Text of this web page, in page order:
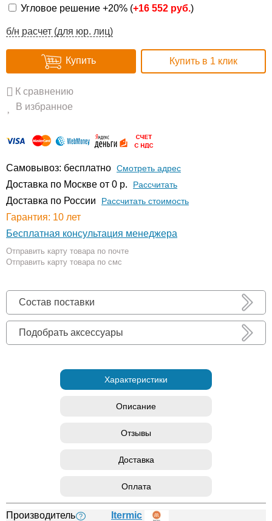
Угловое решение +20% (+16 552 руб.)
б/н расчет (для юр. лиц)
Купить Купить в 1 клик
К сравнению
В избранное
Самовывоз: бесплатно Смотреть адрес
Доставка по Москве от 0 р. Расcчитать
Доставка по России Рассчитать стоимость
Гарантия: 10 лет
Бесплатная консультация менеджера
Отправить карту товара по почте
Отправить карту товара по смс
Состав поставки
Подобрать аксессуары
Характеристики
Описание
Отзывы
Доставка
Оплата
Производитель ?
Itermic